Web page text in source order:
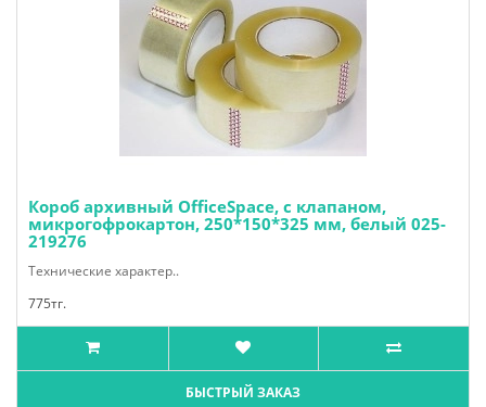
Короб архивный OfficeSpace, с клапаном,
микрогофрокартон, 250*150*325 мм, белый 025-
219276
Технические характер..
775тг.
БЫСТРЫЙ ЗАКАЗ